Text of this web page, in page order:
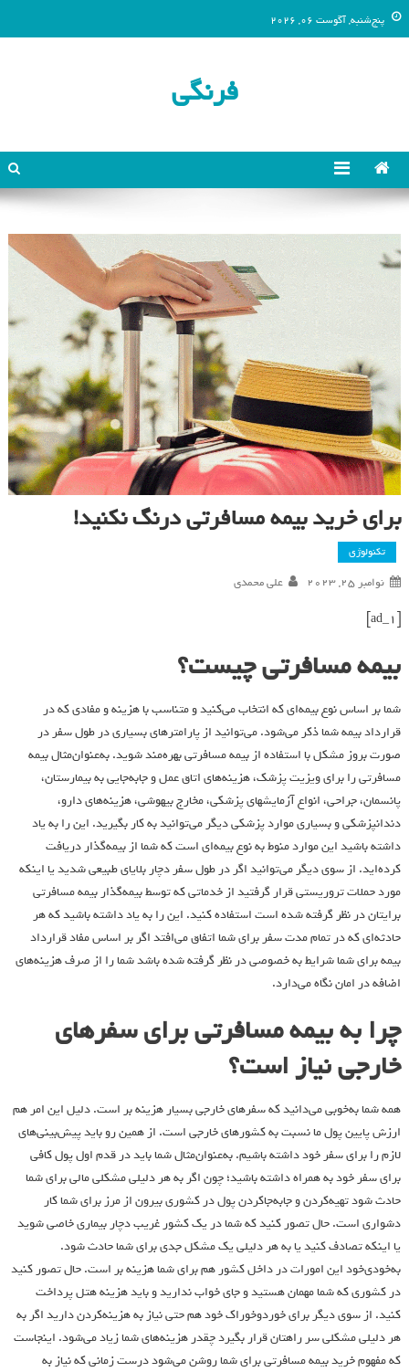
پنج‌شنبه, آگوست 06, 2026
فرنگی
برای خرید بیمه مسافرتی درنگ نکنید!
تکنولوژی
نوامبر 25, 2023 علی محمدی
بیمه مسافرتی چیست؟
شما بر اساس نوع بیمه‌ای که انتخاب می‌کنید و متناسب با هزینه و مفادی که در
قرارداد بیمه شما ذکر می‌شود. می‌توانید از پارامترهای بسیاری در طول سفر در
صورت بروز مشکل با استفاده از بیمه مسافرتی بهره‌مند شوید. به‌عنوان‌مثال بیمه
مسافرتی را برای ویزیت پزشک، هزینه‌های اتاق عمل و جابه‌جایی به بیمارستان،
پانسمان، جراحی، انواع آزمایشهای پزشکی، مخارج بیهوشی، هزینه‌های دارو،
دندانپزشکی و بسیاری موارد پزشکی دیگر می‌توانید به کار بگیرید. این را به یاد
داشته باشید این موارد منوط به نوع بیمه‌ای است که شما از بیمه‌گذار دریافت
کرده‌اید. از سوی دیگر می‌توانید اگر در طول سفر دچار بلایای طبیعی شدید یا اینکه
مورد حملات تروریستی قرار گرفتید از خدماتی که توسط بیمه‌گذار بیمه مسافرتی
برایتان در نظر گرفته شده است استفاده کنید. این را به یاد داشته باشید که هر
حادثه‌ای که در تمام مدت سفر برای شما اتفاق می‌افتد اگر بر اساس مفاد قرارداد
بیمه برای شما شرایط به خصوصی در نظر گرفته شده باشد شما را از صرف هزینه‌های
اضافه در امان نگاه می‌دارد.
چرا به بیمه مسافرتی برای سفرهای
خارجی نیاز است؟
همه شما به‌خوبی می‌دانید که سفرهای خارجی بسیار هزینه بر است. دلیل این امر هم
ارزش پایین پول ما نسبت به کشورهای خارجی است. از همین رو باید پیش‌بینی‌های
لازم را برای سفر خود داشته باشیم. به‌عنوان‌مثال شما باید در قدم اول پول کافی
برای سفر خود به همراه داشته باشید؛ چون اگر به هر دلیلی مشکلی مالی برای شما
حادث شود تهیه‌کردن و جابه‌جاکردن پول در کشوری بیرون از مرز برای شما کار
دشواری است. حال تصور کنید که شما در یک کشور غریب دچار بیماری خاصی شوید
یا اینکه تصادف کنید یا به هر دلیلی یک مشکل جدی برای شما حادث شود.
به‌خودی‌خود این امورات در داخل کشور هم برای شما هزینه بر است. حال تصور کنید
در کشوری که شما مهمان هستید و جای خواب ندارید و باید هزینه هتل پرداخت
کنید. از سوی دیگر برای خوردوخوراک خود هم حتی نیاز به هزینه‌کردن دارید اگر به
هر دلیلی مشکلی سر راهتان قرار بگیرد چقدر هزینه‌های شما زیاد می‌شود. اینجاست
که مفهوم خرید بیمه مسافرتی برای شما روشن می‌شود درست زمانی که نیاز به